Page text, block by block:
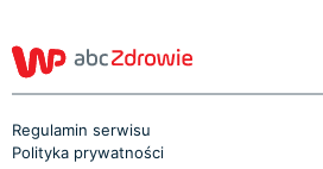
Regulamin serwisu
Polityka prywatności